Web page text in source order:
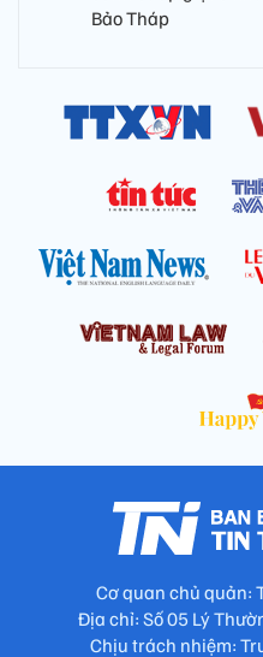
Bảo Tháp
Cơ quan chủ quản:
Địa chỉ: Số 05 Lý
Chịu trách nhiệm: